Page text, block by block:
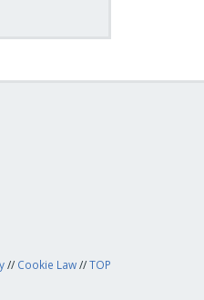
// Cookie Law//TOP